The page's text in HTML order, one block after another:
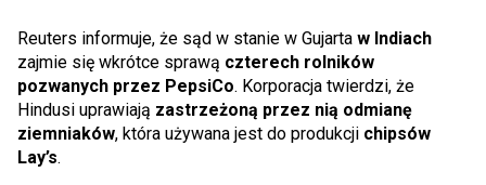
Reuters informuje, że sąd w stanie w Gujarta w Indiach
zajmie się wkrótce sprawą czterech rolników
pozwanych przez PepsiCo. Korporacja twierdzi, że
Hindusi uprawiają zastrzeżoną przez nią odmianę
ziemniaków, która używana jest do produkcji chipsów
Lay’s.